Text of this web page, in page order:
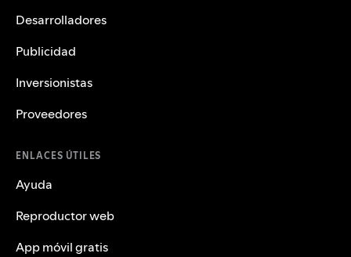
Desarrolladores
Publicidad
Inversionistas
Proveedores
ENLACES ÚTILES
Ayuda
Reproductor web
App móvil gratis